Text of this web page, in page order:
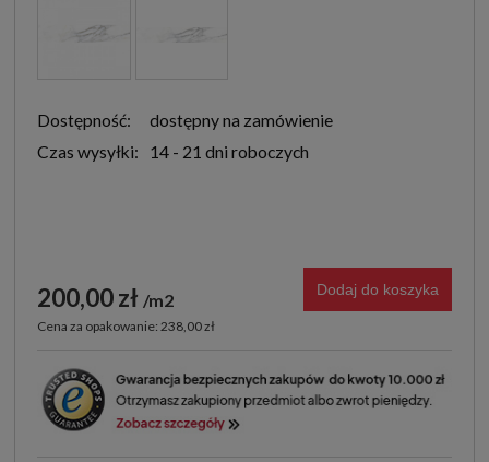
Dostępność:
dostępny na zamówienie
Czas wysyłki:
14 - 21 dni roboczych
200,00 zł m2
Cena za opakowanie: 238,00 zł
Dodaj do koszyka